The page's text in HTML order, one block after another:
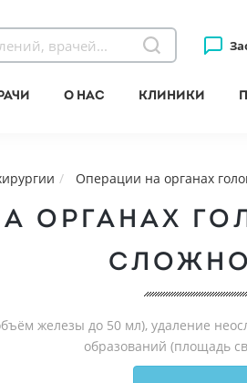
О нас Клиники
Операции на органах
ОРГАНАХ
железы до 50 мл), удаление
образований (площадь